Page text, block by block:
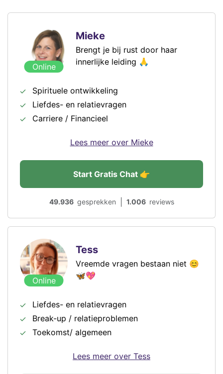
Online
Mieke
Brengt je bij rust door haar
innerlijke leiding 🙏
Spirituele ontwikkeling
Liefdes- en relatievragen
Carriere / Financieel
1.006 reviews
49.936 gesprekken
Start Gratis Chat 👉
Lees meer over Mieke
Online
Tess
Vreemde vragen bestaan niet 😊
🦋💖
Liefdes- en relatievragen
Break-up / relatieproblemen
Toekomst/ algemeen
Lees meer over Tess